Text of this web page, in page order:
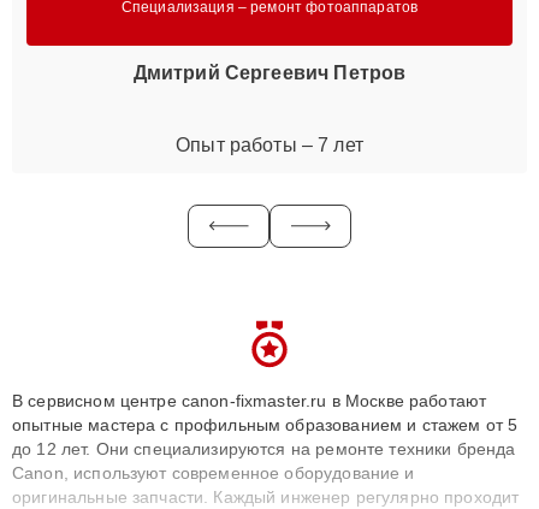
Специализация – ремонт фотоаппаратов
Дмитрий Сергеевич Петров
Опыт работы – 7 лет
В сервисном центре canon-fixmaster.ru в Москве работают
опытные мастера с профильным образованием и стажем от 5
до 12 лет. Они специализируются на ремонте техники бренда
Canon, используют современное оборудование и
оригинальные запчасти. Каждый инженер регулярно проходит